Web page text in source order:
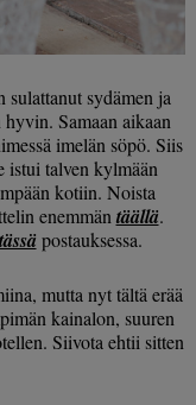
sydämen ja
Samaan aikaan
imelän söpö. Siis
istui talven kylmään
kotiin. Noista
enemmän täällä.
tässä postauksessa.
mutta nyt tältä erää
kainalon, suuren
Siivota ehtii sitten